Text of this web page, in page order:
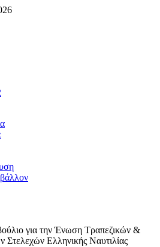
για την Ένωση Τραπεζικών &
Στελεχών Ελληνικής Ναυτιλίας